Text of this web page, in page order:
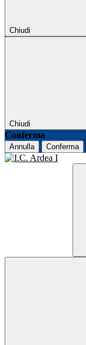
Chiudi
Chiudi
Conferma
Annulla Conferma